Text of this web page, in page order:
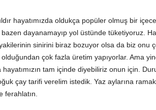
hayatımızda oldukça popüler olmuş bir
dayanamayıp yol üstünde tüketiyoruz.
sinirini biraz bozuyor olsa da biz onu
çok fazla üretim yapıyorlar. Ama
tam içinde diyebiliriz onun için.
çay tarifi verelim istedik. Yaz aylarına
ferahlatın.